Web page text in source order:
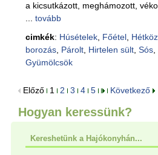
a kicsutkázott, meghámozott,
tovább
cimkék: Húsételek, Főétel,
borozás, Párolt, Hirtelen sült, Sós,
Gyümölcsök
Előző 1 2 3 4 5 Következő
Hogyan keressünk?
Kereshetünk a Hajókonyhán...